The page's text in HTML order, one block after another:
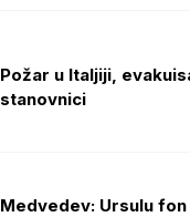
Požar u Italjiji,
stanovnici
Medvedev: Ursulu